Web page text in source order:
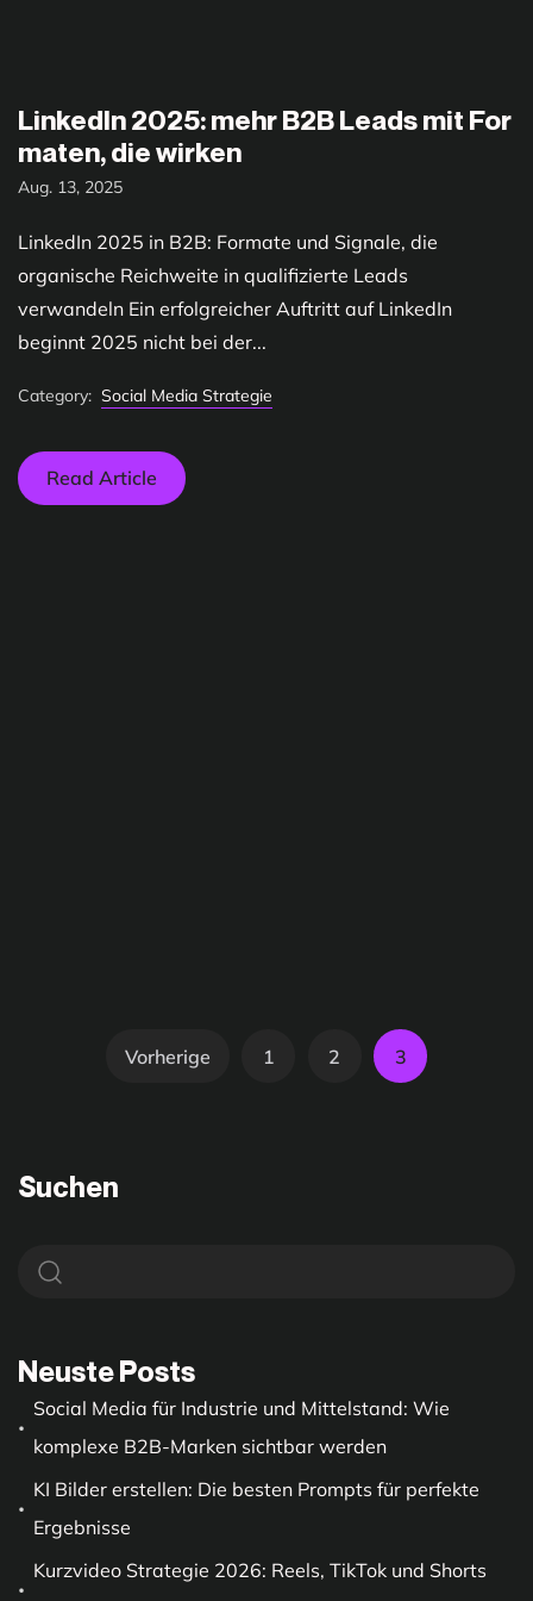
LinkedIn 2025: mehr B2B Leads mit For
maten, die wirken
Aug. 13, 2025
LinkedIn 2025 in B2B: Formate und Signale, die
organische Reichweite in qualifizierte Leads
verwandeln Ein erfolgreicher Auftritt auf LinkedIn
beginnt 2025 nicht bei der...
Category: Social Media Strategie
Read Article
Vorherige 1 2 3
Suchen
Neuste Posts
Social Media für Industrie und Mittelstand: Wie
komplexe B2B-Marken sichtbar werden
KI Bilder erstellen: Die besten Prompts für perfekte
Ergebnisse
Kurzvideo Strategie 2026: Reels, TikTok und Shorts